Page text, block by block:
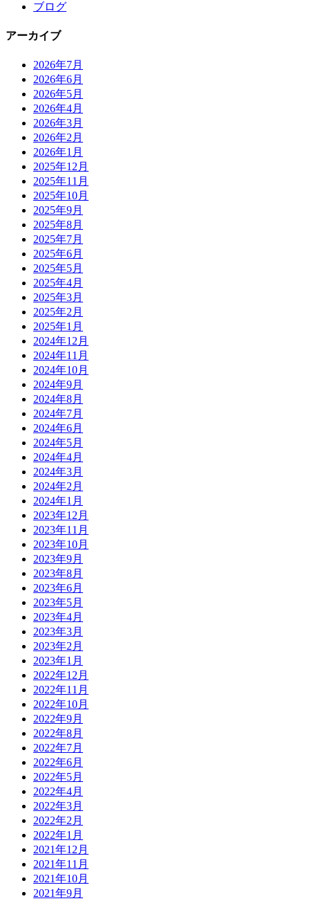
ブログ
アーカイブ
2026年7月
2026年6月
2026年5月
2026年4月
2026年3月
2026年2月
2026年1月
2025年12月
2025年11月
2025年10月
2025年9月
2025年8月
2025年7月
2025年6月
2025年5月
2025年4月
2025年3月
2025年2月
2025年1月
2024年12月
2024年11月
2024年10月
2024年9月
2024年8月
2024年7月
2024年6月
2024年5月
2024年4月
2024年3月
2024年2月
2024年1月
2023年12月
2023年11月
2023年10月
2023年9月
2023年8月
2023年6月
2023年5月
2023年4月
2023年3月
2023年2月
2023年1月
2022年12月
2022年11月
2022年10月
2022年9月
2022年8月
2022年7月
2022年6月
2022年5月
2022年4月
2022年3月
2022年2月
2022年1月
2021年12月
2021年11月
2021年10月
2021年9月